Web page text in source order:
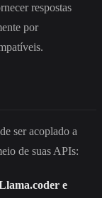
respostas
por
ser acoplado a
de suas APIs:
e